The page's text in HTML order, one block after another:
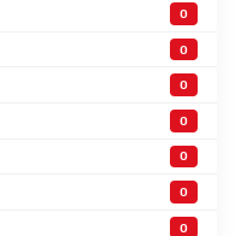
0
0
0
0
0
0
0